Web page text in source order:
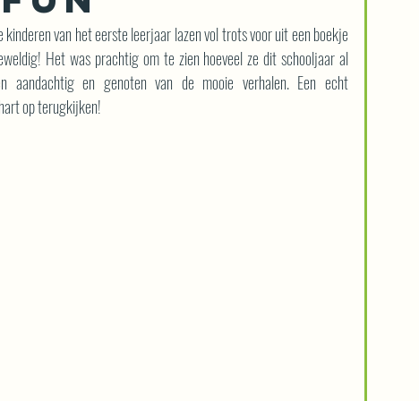
kinderen van het eerste leerjaar lazen vol trots voor uit een boekje
Het was prachtig om te zien hoeveel ze dit schooljaar al
aandachtig en genoten van de mooie verhalen. Een echt
op terugkijken!